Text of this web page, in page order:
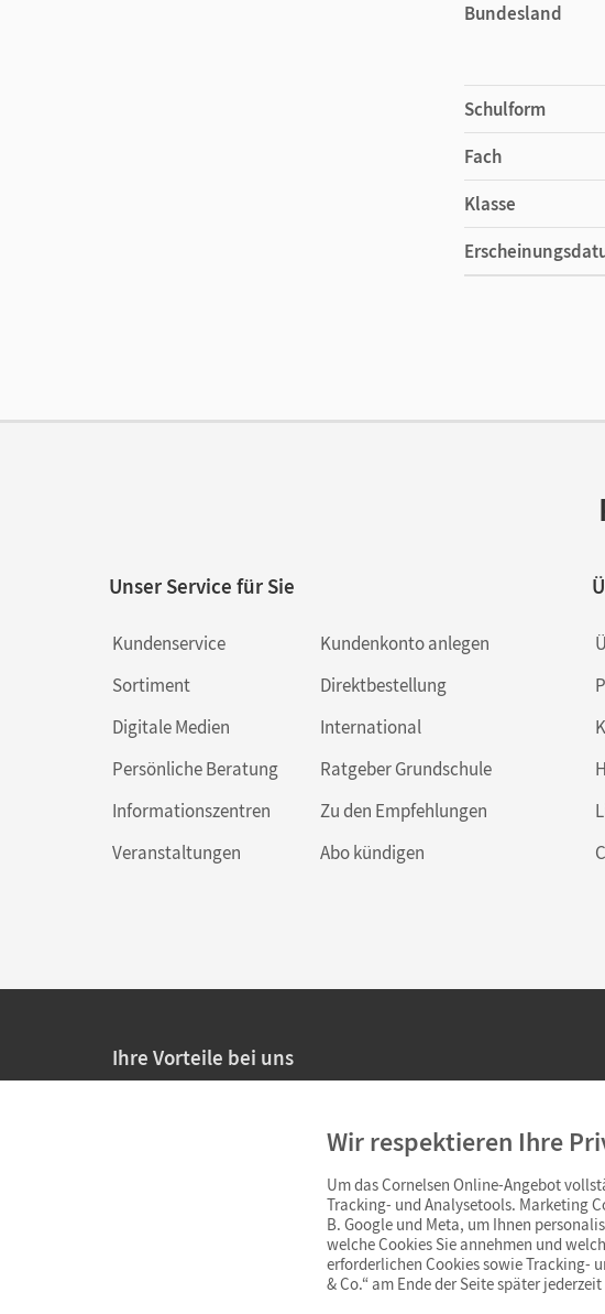
Bundesland
Schulform
Fach
Klasse
Unser Service für Sie
Kundenservice
Sortiment
Digitale Medien
Persönliche Beratung
Informationszentren
Veranstaltungen
Kundenkonto anlegen
Direktbestellung
International
Ratgeber Grundschule
Zu den Empfehlungen
Abo kündigen
Ihre Vorteile bei uns
Persönliche Angebote für Lehrkräfte
Sicheres Einkaufen mit SSL-Verschlüsselung
Widerrufsfristvon 4 Wochen
Schnelle und einfache Retourenabwicklung
Wir respektieren Ihre
Um das Cornelsen Online-Angebot
Tracking- und Analysetools. Marketing
B. Google und Meta, um Ihnen
welche Cookies Sie annehmen und
erforderlichen Cookies sowie Tracking-
& Co.“ am Ende der Seite später